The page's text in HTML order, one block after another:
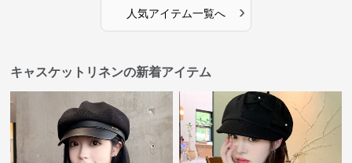
人気アイテム一覧へ ›
キャスケットリネンの新着アイテム